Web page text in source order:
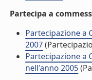
Partecipa a
Partecipazione a
2007
Partecipazione a
nell'anno 2005